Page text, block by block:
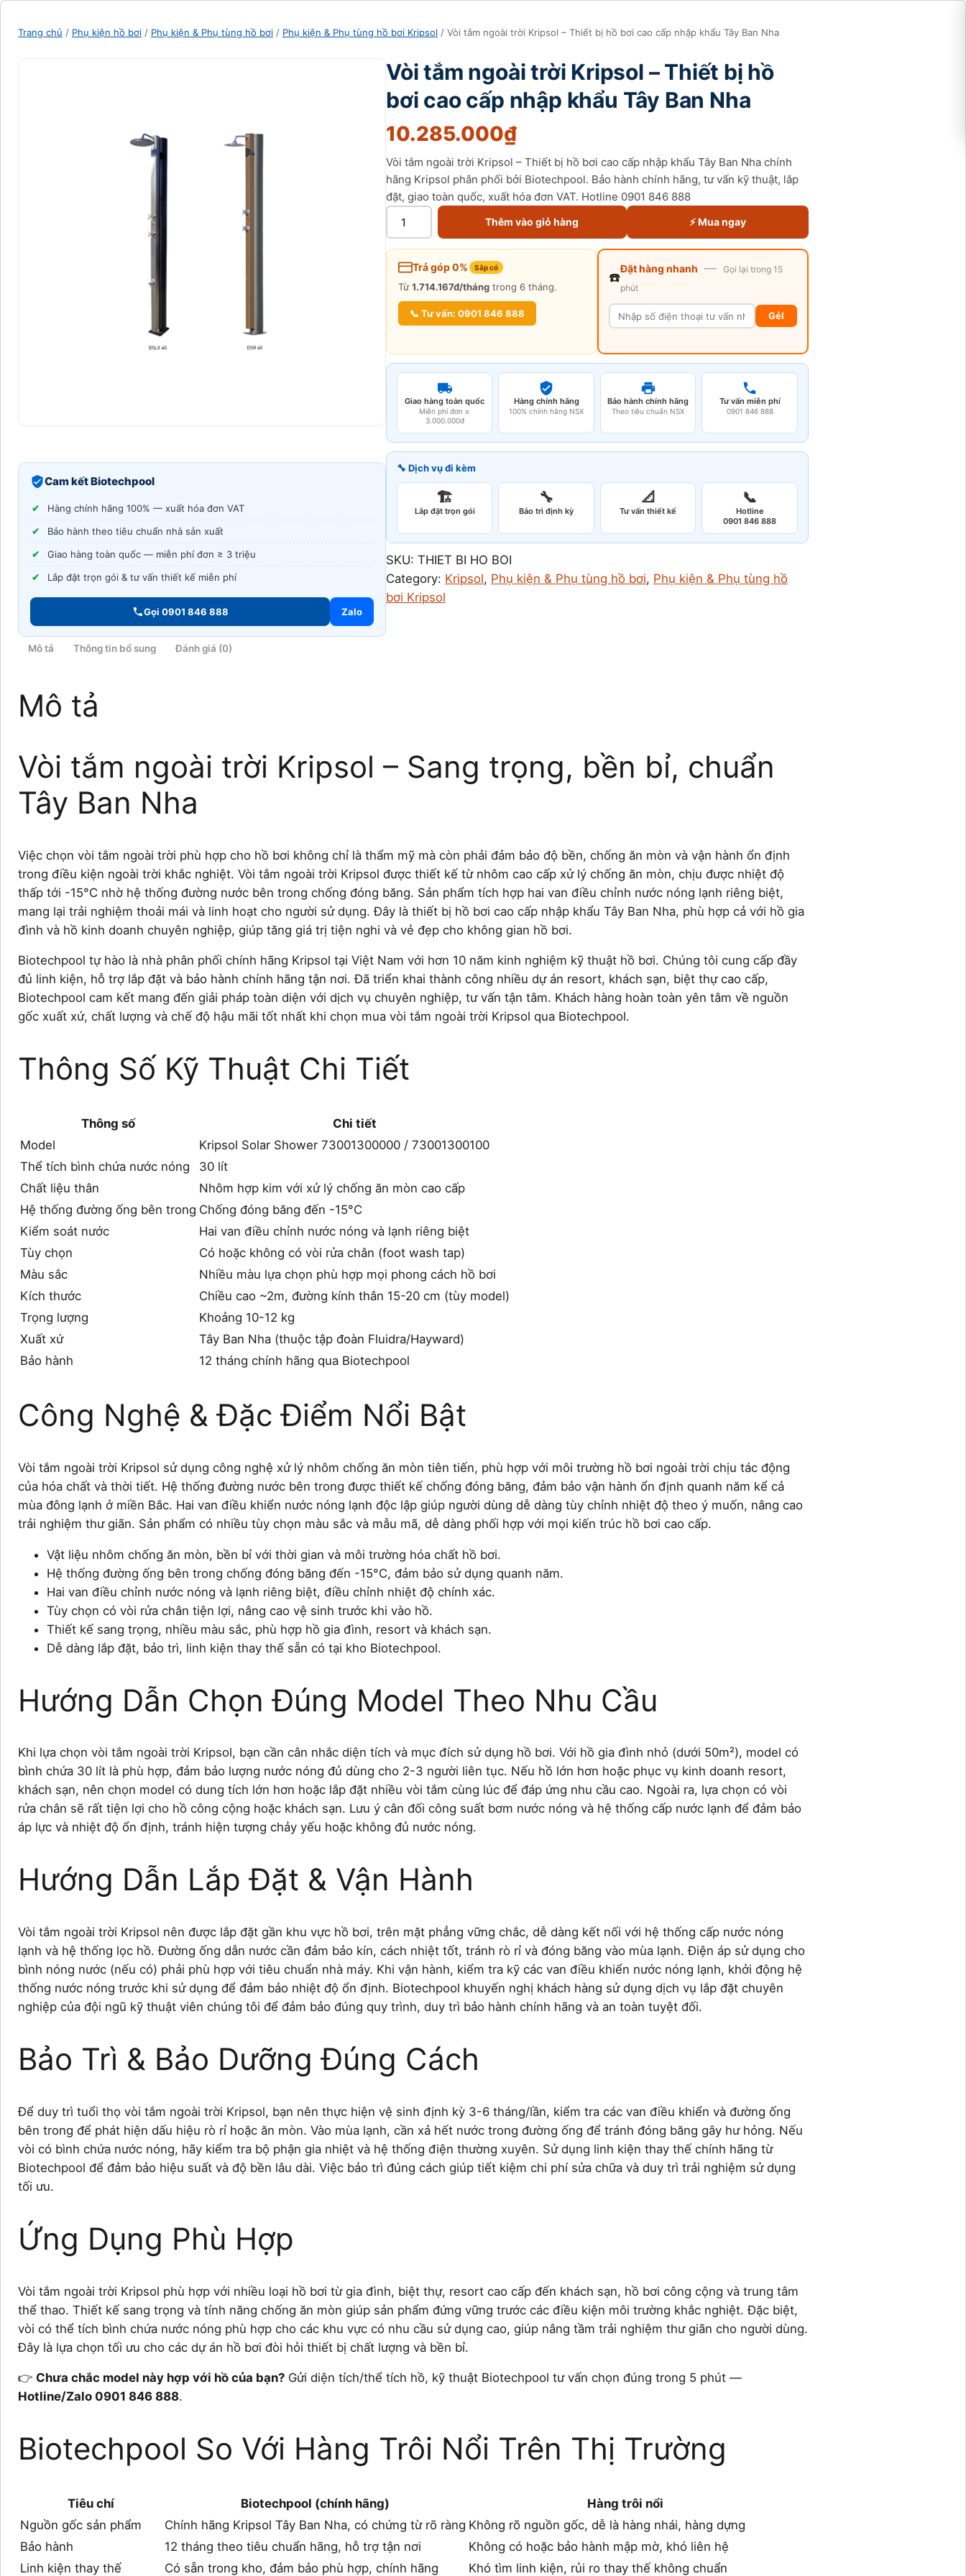
Trang chủ / Phụ kiện hồ bơi / Phụ kiện & Phụ tùng hồ bơi / Phụ kiện & Phụ tùng hồ bơi Kripsol / Vòi tắm ngoài trời Kripsol – Thiết bị hồ bơi cao cấp nhập khẩu Tây Ban Nha
Cam kết Biotechpool
Hàng chính hãng 100% — xuất hóa đơn VAT
Bảo hành theo tiêu chuẩn nhà sản xuất
Giao hàng toàn quốc — miễn phí đơn ≥ 3 triệu
Lắp đặt trọn gói & tư vấn thiết kế miễn phí
Gọi 0901 846 888 Zalo
Vòi tắm ngoài trời Kripsol – Thiết bị hồ
bơi cao cấp nhập khẩu Tây Ban Nha
10.285.000₫
Vòi tắm ngoài trời Kripsol – Thiết bị hồ bơi cao cấp nhập khẩu Tây Ban Nha chính
hãng Kripsol phân phối bởi Biotechpool. Bảo hành chính hãng, tư vấn kỹ thuật, lắp
đặt, giao toàn quốc, xuất hóa đơn VAT. Hotline 0901 846 888
Thêm vào giỏ hàng ⚡ Mua ngay
Trả góp 0% Sắp có
Từ 1.714.167đ/tháng trong 6 tháng.
📞 Tư vấn: 0901 846 888
☎️
Đặt hàng nhanh —
Gọi lại trong 15
phút
GẻI
Giao hàng toàn quốc
Miễn phí đơn ≥
3.000.000đ
Hàng chính hãng
100% chính hãng NSX
Bảo hành chính hãng
Theo tiêu chuẩn NSX
Tư vấn miễn phí
0901 846 888
🔧 Dịch vụ đi kèm
🏗️
Lắp đặt trọn gói
🔧
Bảo trì định kỳ
📐
Tư vấn thiết kế
📞
Hotline
0901 846 888
SKU: THIET BI HO BOI
Category: Kripsol, Phụ kiện & Phụ tùng hồ bơi, Phụ kiện & Phụ tùng hồ
bơi Kripsol
Mô tả Thông tin bổ sung Đánh giá (0)
Mô tả
Vòi tắm ngoài trời Kripsol – Sang trọng, bền bỉ, chuẩn
Tây Ban Nha
Việc chọn vòi tắm ngoài trời phù hợp cho hồ bơi không chỉ là thẩm mỹ mà còn phải đảm bảo độ bền, chống ăn mòn và vận hành ổn định
trong điều kiện ngoài trời khắc nghiệt. Vòi tắm ngoài trời Kripsol được thiết kế từ nhôm cao cấp xử lý chống ăn mòn, chịu được nhiệt độ
thấp tới -15°C nhờ hệ thống đường nước bên trong chống đóng băng. Sản phẩm tích hợp hai van điều chỉnh nước nóng lạnh riêng biệt,
mang lại trải nghiệm thoải mái và linh hoạt cho người sử dụng. Đây là thiết bị hồ bơi cao cấp nhập khẩu Tây Ban Nha, phù hợp cả với hồ gia
đình và hồ kinh doanh chuyên nghiệp, giúp tăng giá trị tiện nghi và vẻ đẹp cho không gian hồ bơi.
Biotechpool tự hào là nhà phân phối chính hãng Kripsol tại Việt Nam với hơn 10 năm kinh nghiệm kỹ thuật hồ bơi. Chúng tôi cung cấp đầy
đủ linh kiện, hỗ trợ lắp đặt và bảo hành chính hãng tận nơi. Đã triển khai thành công nhiều dự án resort, khách sạn, biệt thự cao cấp,
Biotechpool cam kết mang đến giải pháp toàn diện với dịch vụ chuyên nghiệp, tư vấn tận tâm. Khách hàng hoàn toàn yên tâm về nguồn
gốc xuất xứ, chất lượng và chế độ hậu mãi tốt nhất khi chọn mua vòi tắm ngoài trời Kripsol qua Biotechpool.
Thông Số Kỹ Thuật Chi Tiết
Thông số
Chi tiết
Model
Kripsol Solar Shower 73001300000 / 73001300100
Thể tích bình chứa nước nóng
30 lít
Chất liệu thân
Nhôm hợp kim với xử lý chống ăn mòn cao cấp
Hệ thống đường ống bên trong Chống đóng băng đến -15°C
Kiểm soát nước
Hai van điều chỉnh nước nóng và lạnh riêng biệt
Tùy chọn
Có hoặc không có vòi rửa chân (foot wash tap)
Màu sắc
Nhiều màu lựa chọn phù hợp mọi phong cách hồ bơi
Kích thước
Chiều cao ~2m, đường kính thân 15-20 cm (tùy model)
Trọng lượng
Khoảng 10-12 kg
Xuất xứ
Tây Ban Nha (thuộc tập đoàn Fluidra/Hayward)
Bảo hành
12 tháng chính hãng qua Biotechpool
Công Nghệ & Đặc Điểm Nổi Bật
Vòi tắm ngoài trời Kripsol sử dụng công nghệ xử lý nhôm chống ăn mòn tiên tiến, phù hợp với môi trường hồ bơi ngoài trời chịu tác động
của hóa chất và thời tiết. Hệ thống đường nước bên trong được thiết kế chống đóng băng, đảm bảo vận hành ổn định quanh năm kể cả
mùa đông lạnh ở miền Bắc. Hai van điều khiển nước nóng lạnh độc lập giúp người dùng dễ dàng tùy chỉnh nhiệt độ theo ý muốn, nâng cao
trải nghiệm thư giãn. Sản phẩm có nhiều tùy chọn màu sắc và mẫu mã, dễ dàng phối hợp với mọi kiến trúc hồ bơi cao cấp.
Vật liệu nhôm chống ăn mòn, bền bỉ với thời gian và môi trường hóa chất hồ bơi.
Hệ thống đường ống bên trong chống đóng băng đến -15°C, đảm bảo sử dụng quanh năm.
Hai van điều chỉnh nước nóng và lạnh riêng biệt, điều chỉnh nhiệt độ chính xác.
Tùy chọn có vòi rửa chân tiện lợi, nâng cao vệ sinh trước khi vào hồ.
Thiết kế sang trọng, nhiều màu sắc, phù hợp hồ gia đình, resort và khách sạn.
Dễ dàng lắp đặt, bảo trì, linh kiện thay thế sẵn có tại kho Biotechpool.
Hướng Dẫn Chọn Đúng Model Theo Nhu Cầu
Khi lựa chọn vòi tắm ngoài trời Kripsol, bạn cần cân nhắc diện tích và mục đích sử dụng hồ bơi. Với hồ gia đình nhỏ (dưới 50m²), model có
bình chứa 30 lít là phù hợp, đảm bảo lượng nước nóng đủ dùng cho 2-3 người liên tục. Nếu hồ lớn hơn hoặc phục vụ kinh doanh resort,
khách sạn, nên chọn model có dung tích lớn hơn hoặc lắp đặt nhiều vòi tắm cùng lúc để đáp ứng nhu cầu cao. Ngoài ra, lựa chọn có vòi
rửa chân sẽ rất tiện lợi cho hồ công cộng hoặc khách sạn. Lưu ý cân đối công suất bơm nước nóng và hệ thống cấp nước lạnh để đảm bảo
áp lực và nhiệt độ ổn định, tránh hiện tượng chảy yếu hoặc không đủ nước nóng.
Hướng Dẫn Lắp Đặt & Vận Hành
Vòi tắm ngoài trời Kripsol nên được lắp đặt gần khu vực hồ bơi, trên mặt phẳng vững chắc, dễ dàng kết nối với hệ thống cấp nước nóng
lạnh và hệ thống lọc hồ. Đường ống dẫn nước cần đảm bảo kín, cách nhiệt tốt, tránh rò rỉ và đóng băng vào mùa lạnh. Điện áp sử dụng cho
bình nóng nước (nếu có) phải phù hợp với tiêu chuẩn nhà máy. Khi vận hành, kiểm tra kỹ các van điều khiển nước nóng lạnh, khởi động hệ
thống nước nóng trước khi sử dụng để đảm bảo nhiệt độ ổn định. Biotechpool khuyến nghị khách hàng sử dụng dịch vụ lắp đặt chuyên
nghiệp của đội ngũ kỹ thuật viên chúng tôi để đảm bảo đúng quy trình, duy trì bảo hành chính hãng và an toàn tuyệt đối.
Bảo Trì & Bảo Dưỡng Đúng Cách
Để duy trì tuổi thọ vòi tắm ngoài trời Kripsol, bạn nên thực hiện vệ sinh định kỳ 3-6 tháng/lần, kiểm tra các van điều khiển và đường ống
bên trong để phát hiện dấu hiệu rò rỉ hoặc ăn mòn. Vào mùa lạnh, cần xả hết nước trong đường ống để tránh đóng băng gây hư hỏng. Nếu
vòi có bình chứa nước nóng, hãy kiểm tra bộ phận gia nhiệt và hệ thống điện thường xuyên. Sử dụng linh kiện thay thế chính hãng từ
Biotechpool để đảm bảo hiệu suất và độ bền lâu dài. Việc bảo trì đúng cách giúp tiết kiệm chi phí sửa chữa và duy trì trải nghiệm sử dụng
tối ưu.
Ứng Dụng Phù Hợp
Vòi tắm ngoài trời Kripsol phù hợp với nhiều loại hồ bơi từ gia đình, biệt thự, resort cao cấp đến khách sạn, hồ bơi công cộng và trung tâm
thể thao. Thiết kế sang trọng và tính năng chống ăn mòn giúp sản phẩm đứng vững trước các điều kiện môi trường khắc nghiệt. Đặc biệt,
vòi có thể tích bình chứa nước nóng phù hợp cho các khu vực có nhu cầu sử dụng cao, giúp nâng tầm trải nghiệm thư giãn cho người dùng.
Đây là lựa chọn tối ưu cho các dự án hồ bơi đòi hỏi thiết bị chất lượng và bền bỉ.
👉 Chưa chắc model này hợp với hồ của bạn? Gửi diện tích/thể tích hồ, kỹ thuật Biotechpool tư vấn chọn đúng trong 5 phút —
Hotline/Zalo 0901 846 888.
Biotechpool So Với Hàng Trôi Nổi Trên Thị Trường
Tiêu chí Biotechpool (chính hãng)
Hàng trôi nổi
Nguồn gốc sản phẩm
Chính hãng Kripsol Tây Ban Nha, có chứng từ rõ ràng Không rõ nguồn gốc, dễ là hàng nhái, hàng dựng
Bảo hành
12 tháng theo tiêu chuẩn hãng, hỗ trợ tận nơi
Không có hoặc bảo hành mập mờ, khó liên hệ
Linh kiện thay thế
Có sẵn trong kho, đảm bảo phù hợp, chính hãng Khó tìm linh kiện, rủi ro thay thế không chuẩn